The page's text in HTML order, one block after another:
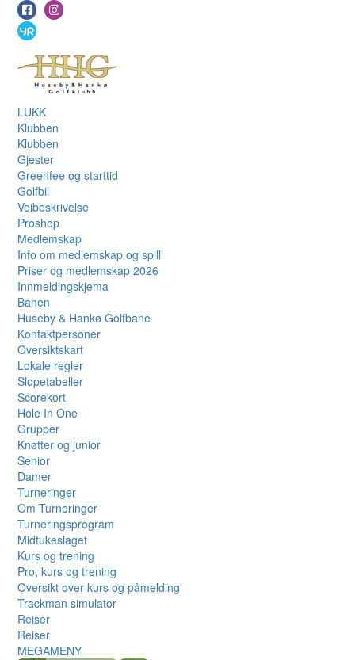
LUKK
Klubben
Klubben
Gjester
Greenfee og starttid
Golfbil
Veibeskrivelse
Proshop
Medlemskap
Info om medlemskap og spill
Priser og medlemskap 2026
Innmeldingskjema
Banen
Huseby & Hankø Golfbane
Kontaktpersoner
Oversiktskart
Lokale regler
Slopetabeller
Scorekort
Hole In One
Grupper
Knøtter og junior
Senior
Damer
Turneringer
Om Turneringer
Turneringsprogram
Midtukeslaget
Kurs og trening
Pro, kurs og trening
Oversikt over kurs og påmelding
Trackman simulator
Reiser
Reiser
MEGAMENY